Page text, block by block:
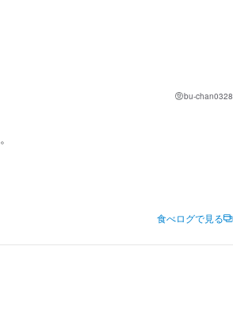
bu-chan0328
食べログで見る
する
する